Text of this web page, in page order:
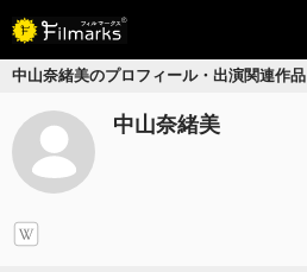
中山奈緒美のプロフィール・出演関連作品
中山奈緒美